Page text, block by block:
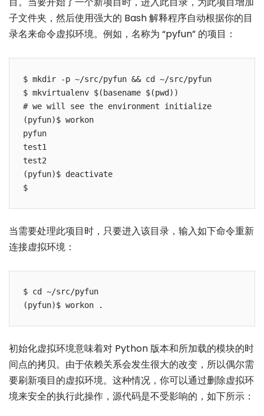
子文件夹，然后使用强大的 Bash 解释程序自动根据你的目
录名来命令虚拟环境。例如，名称为 “pyfun” 的项目：
$ mkdir -p ~/src/pyfun && cd ~/src/pyfun
$ mkvirtualenv $(basename $(pwd))
# we will see the environment initialize
(pyfun)$ workon
pyfun
test1
test2
(pyfun)$ deactivate
$
当需要处理此项目时，只要进入该目录，输入如下命令重新
连接虚拟环境：
$ cd ~/src/pyfun
(pyfun)$ workon .
初始化虚拟环境意味着对 Python 版本和所加载的模块的时
间点的拷贝。由于依赖关系会发生很大的改变，所以偶尔需
要刷新项目的虚拟环境。这种情况，你可以通过删除虚拟环
境来安全的执行此操作，源代码是不受影响的，如下所示：